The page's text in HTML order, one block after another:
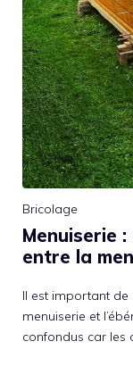
Bricolage
Menuiserie
entre la
Il est important de
menuiserie et
confondus car les